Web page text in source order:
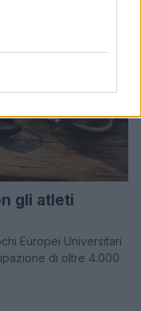
gli atleti
Europei Universitari
di oltre 4.000